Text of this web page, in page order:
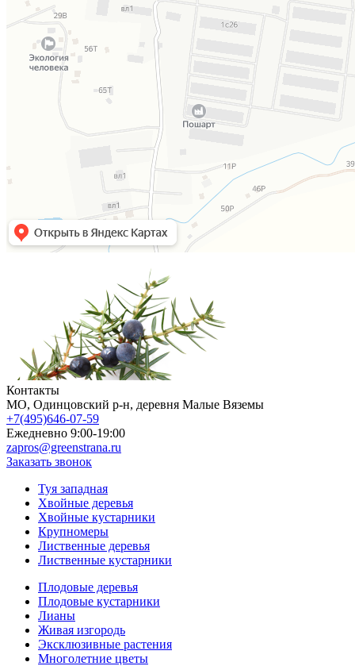
Контакты
МO, Одинцовский р-н, деревня Малые Вяземы
+7(495)646-07-59
Ежедневно 9:00-19:00
zapros@greenstrana.ru
Заказать звонок
Туя западная
Хвойные деревья
Хвойные кустарники
Крупномеры
Лиственные деревья
Лиственные кустарники
Плодовые деревья
Плодовые кустарники
Лианы
Живая изгородь
Эксклюзивные растения
Многолетние цветы